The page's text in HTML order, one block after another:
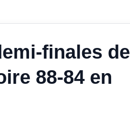
finales de
88-84 en